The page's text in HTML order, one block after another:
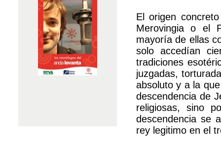
El origen
Merovingia o el
mayoría de ellas
solo accedían
tradiciones
juzgadas,
absoluto y a la
descendencia de
religiosas, sino
descendencia se
rey legitimo en el